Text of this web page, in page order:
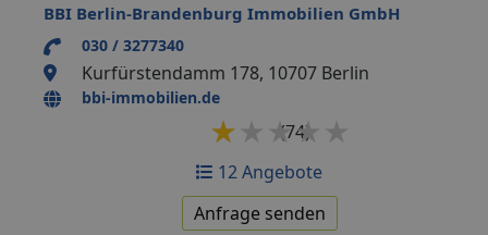
BBI Berlin-Brandenburg Immobilien GmbH
030 / 3277340
Kurfürstendamm 178, 10707 Berlin
bbi-immobilien.de
★★★★★
★★★★★
(74)
12 Angebote
Anfrage senden